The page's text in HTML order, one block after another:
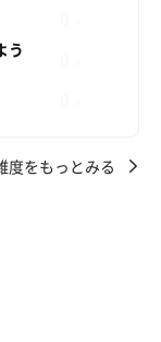
う
度をもっとみる